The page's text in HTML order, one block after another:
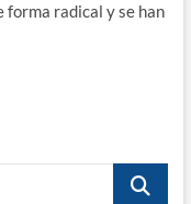
forma radical y se han
Search